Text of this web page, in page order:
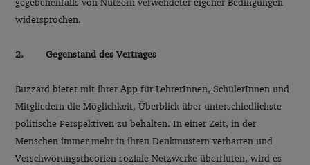
widersprochen.
2. Gegenstand des Vertrages
Buzzard bietet mit ihrer App für LehrerInnen, SchülerInnen und
Mitgliedern die Möglichkeit, Überblick über unterschiedlichste
politische Perspektiven zu behalten. In einer Zeit, in der
Menschen immer mehr in ihren Denkmustern verharren und
Verschwörungstheorien soziale Netzwerke überfluten, wird es